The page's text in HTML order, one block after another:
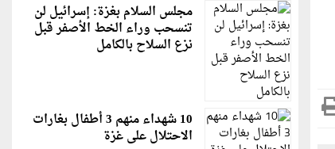
مجلس السلام بغزة: إسرائيل لن
تنسحب وراء الخط الأصفر قبل
نزع السلاح بالكامل
10 شهداء منهم 3 أطفال بغارات
الاحتلال على غزة